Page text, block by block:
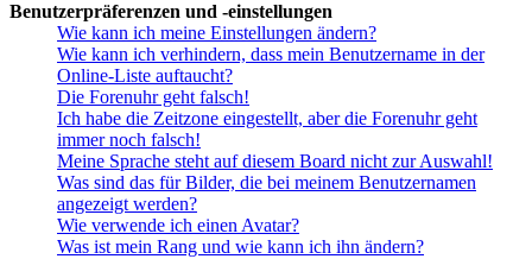
Benutzerpräferenzen und -einstellungen
Wie kann ich meine Einstellungen ändern?
Wie kann ich verhindern, dass mein Benutzername in der
Online-Liste auftaucht?
Die Forenuhr geht falsch!
Ich habe die Zeitzone eingestellt, aber die Forenuhr geht
immer noch falsch!
Meine Sprache steht auf diesem Board nicht zur Auswahl!
Was sind das für Bilder, die bei meinem Benutzernamen
angezeigt werden?
Wie verwende ich einen Avatar?
Was ist mein Rang und wie kann ich ihn ändern?